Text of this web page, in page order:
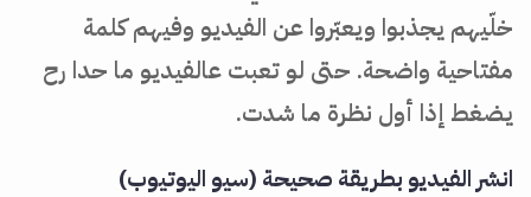
خلّيهم يجذبوا ويعبّروا عن الفيديو وفيهم كلمة
مفتاحية واضحة. حتى لو تعبت عالفيديو ما حدا رح
يضغط إذا أول نظرة ما شدت.
انشر الفيديو بطريقة صحيحة (سيو اليوتيوب)